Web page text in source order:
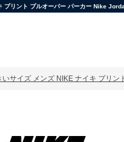
プリント プルオーバー パーカー Nike
いサイズ メンズ NIKE ナイキ プリ